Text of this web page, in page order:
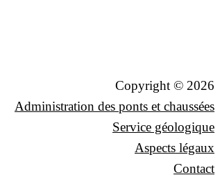
Copyright © 2026
Administration des ponts et chaussées
Service géologique
Aspects légaux
Contact